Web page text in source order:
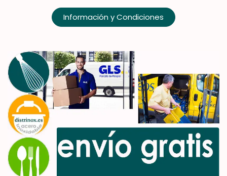
Información y Condiciones